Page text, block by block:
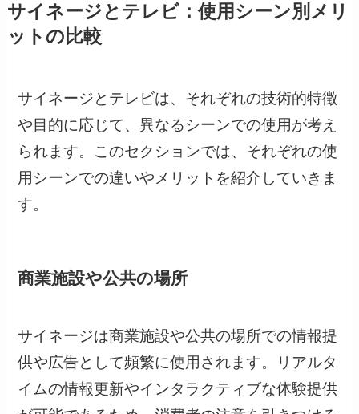
サイネージとテレビ：使用シーン別メリ
ットの比較
サイネージとテレビは、それぞれの技術的特徴
や目的に応じて、異なるシーンでの使用が考え
られます。このセクションでは、それぞれの使
用シーンでの違いやメリットを紹介していきま
す。
商業施設や公共の場所
サイネージは商業施設や公共の場所での情報提
供や広告として頻繁に使用されます。リアルタ
イムの情報更新やインタラクティブな体験提供